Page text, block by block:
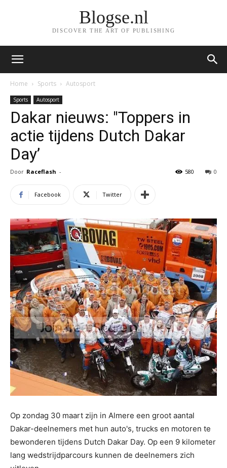
Blogse.nl
DISCOVER THE ART OF PUBLISHING
Home Sports Autosport
Sports Autosport
Dakar nieuws: "Toppers in
actie tijdens Dutch Dakar
Day’
Door Raceflash - 0
580
Facebook Twitter
Op zondag 30 maart zijn in Almere een groot aantal
Dakar-deelnemers met hun auto's, trucks en motoren te
bewonderen tijdens Dutch Dakar Day. Op een 9 kilometer
lang wedstrijdparcours kunnen de deelnemers zich